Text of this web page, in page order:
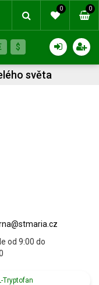
0 0
$
světa
od 9:00 do
Tryptofan